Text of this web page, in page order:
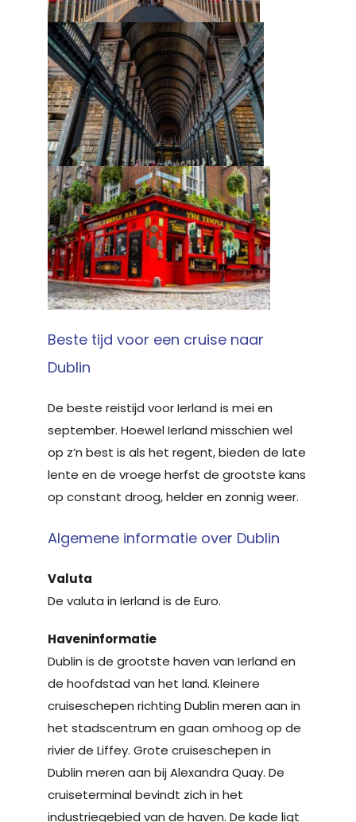
Beste tijd voor een cruise naar
Dublin
De beste reistijd voor Ierland is mei en
september. Hoewel Ierland misschien wel
op z’n best is als het regent, bieden de late
lente en de vroege herfst de grootste kans
op constant droog, helder en zonnig weer.
Algemene informatie over Dublin
Valuta
De valuta in Ierland is de Euro.
Haveninformatie
Dublin is de grootste haven van Ierland en
de hoofdstad van het land. Kleinere
cruiseschepen richting Dublin meren aan in
het stadscentrum en gaan omhoog op de
rivier de Liffey. Grote cruiseschepen in
Dublin meren aan bij Alexandra Quay. De
cruiseterminal bevindt zich in het
industriegebied van de haven. De kade ligt